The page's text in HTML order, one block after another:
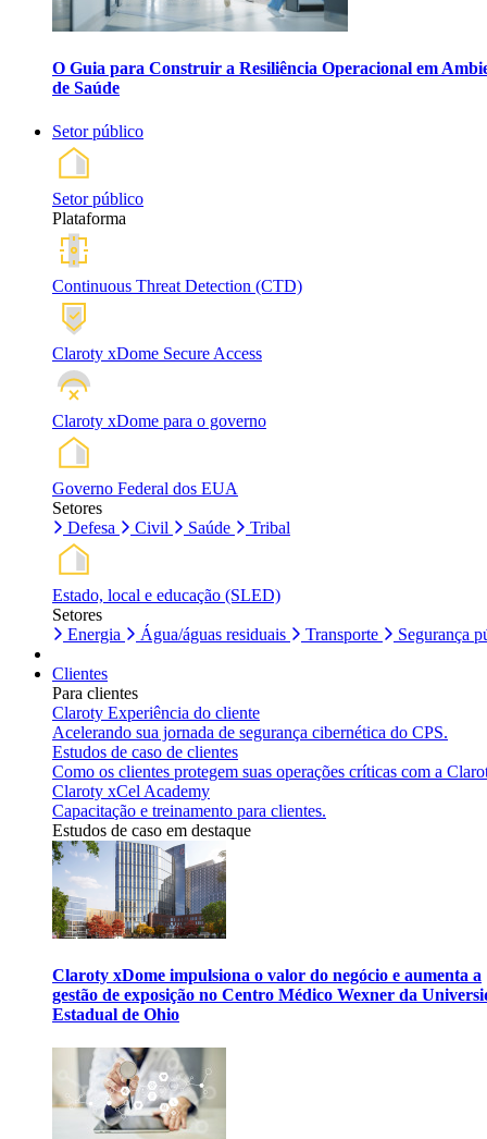
O Guia para Construir a Resiliência Operacional em
de Saúde
Setor público
Setor público
Plataforma
Continuous Threat Detection (CTD)
Claroty xDome Secure Access
Claroty xDome para o governo
Governo Federal dos EUA
Setores
Defesa
Civil Saúde Tribal
Estado, local e educação (SLED)
Setores
Energia
Água/águas residuais Transporte Segurança
Clientes
Para clientes
Claroty Experiência do cliente
Acelerando sua jornada de segurança cibernética do CPS.
Estudos de caso de clientes
Como os clientes protegem suas operações críticas com a
Claroty xCel Academy
Capacitação e treinamento para clientes.
Estudos de caso em destaque
Claroty xDome impulsiona o valor do negócio e aumenta a
gestão de exposição no Centro Médico Wexner da
Estadual de Ohio